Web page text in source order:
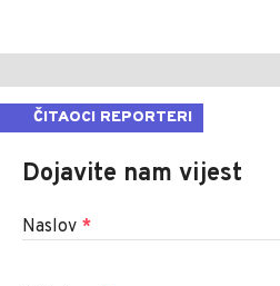
ČITAOCI REPORTERI
Dojavite nam vijest
Naslov *